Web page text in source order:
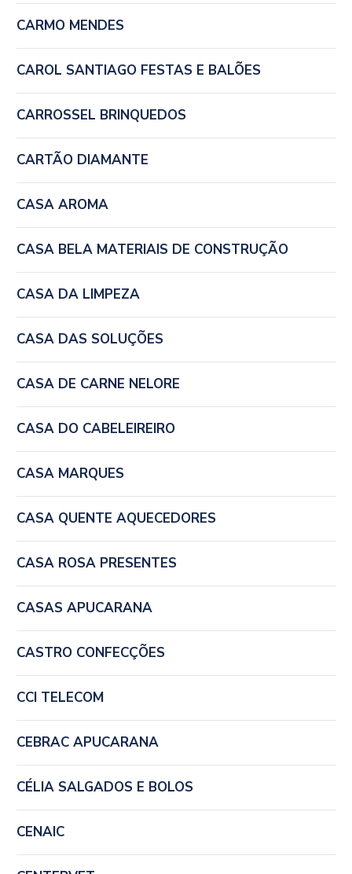
CARMO MENDES
CAROL SANTIAGO FESTAS E BALÕES
CARROSSEL BRINQUEDOS
CARTÃO DIAMANTE
CASA AROMA
CASA BELA MATERIAIS DE CONSTRUÇÃO
CASA DA LIMPEZA
CASA DAS SOLUÇÕES
CASA DE CARNE NELORE
CASA DO CABELEIREIRO
CASA MARQUES
CASA QUENTE AQUECEDORES
CASA ROSA PRESENTES
CASAS APUCARANA
CASTRO CONFECÇÕES
CCI TELECOM
CEBRAC APUCARANA
CÉLIA SALGADOS E BOLOS
CENAIC